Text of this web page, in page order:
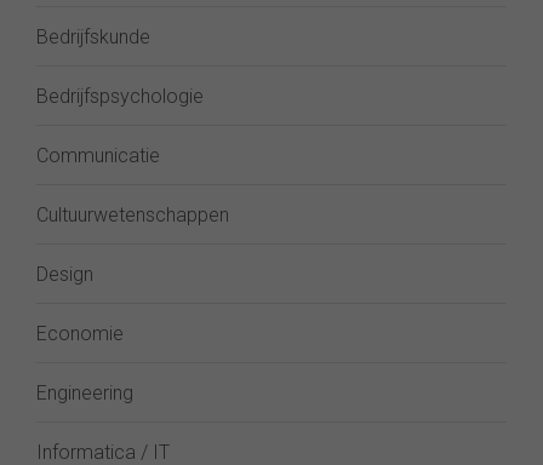
Bedrijfskunde
Bedrijfspsychologie
Communicatie
Cultuurwetenschappen
Design
Economie
Engineering
Informatica / IT